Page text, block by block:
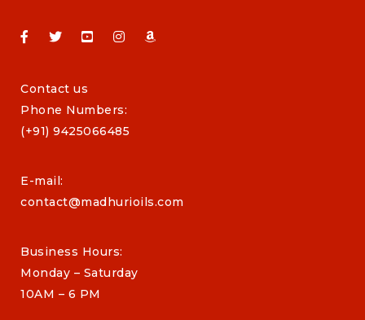
Contact us
Phone Numbers:
(+91) 9425066485
E-mail:
contact@madhurioils.com
Business Hours:
Monday – Saturday
10AM – 6 PM